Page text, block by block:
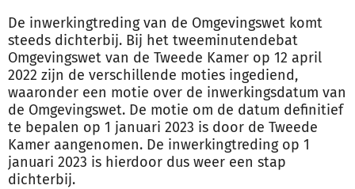
De inwerkingtreding van de Omgevingswet komt
steeds dichterbij. Bij het tweeminutendebat
Omgevingswet van de Tweede Kamer op 12 april
2022 zijn de verschillende moties ingediend,
waaronder een motie over de inwerkingsdatum van
de Omgevingswet. De motie om de datum definitief
te bepalen op 1 januari 2023 is door de Tweede
Kamer aangenomen. De inwerkingtreding op 1
januari 2023 is hierdoor dus weer een stap
dichterbij.